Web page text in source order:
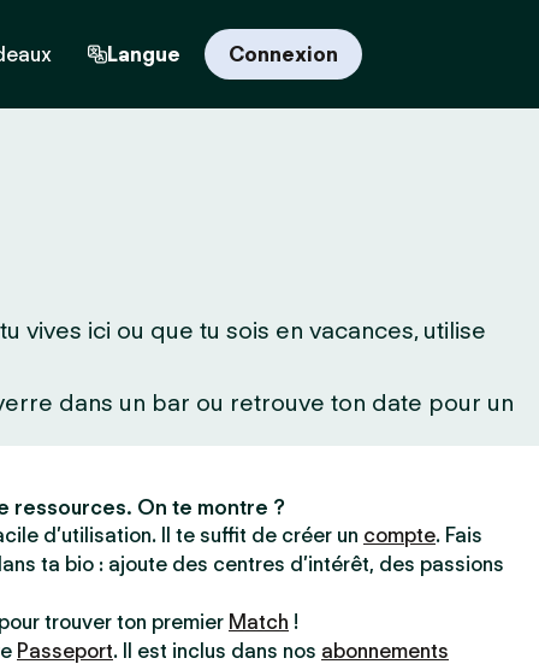
Langue Connexion
vives ici ou que tu sois en vacances, utilise
dans un bar ou retrouve ton date pour un
ressources. On te montre ?
d’utilisation. Il te suffit de créer un compte. Fais
ta bio : ajoute des centres d’intérêt, des passions
trouver ton premier Match !
Passeport. Il est inclus dans nos abonnements